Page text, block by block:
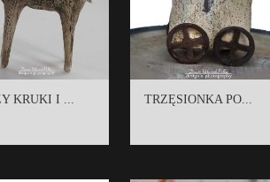
KRUKI I ... TRZĘSIONKA PO...